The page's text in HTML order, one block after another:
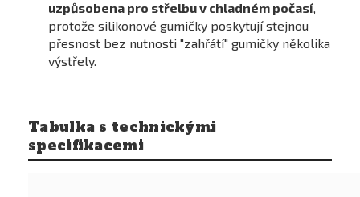
uzpůsobena pro střelbu v chladném počasí,
protože silikonové gumičky poskytují stejnou
přesnost bez nutnosti "zahřátí" gumičky několika
výstřely.
Tabulka s technickými
specifikacemi